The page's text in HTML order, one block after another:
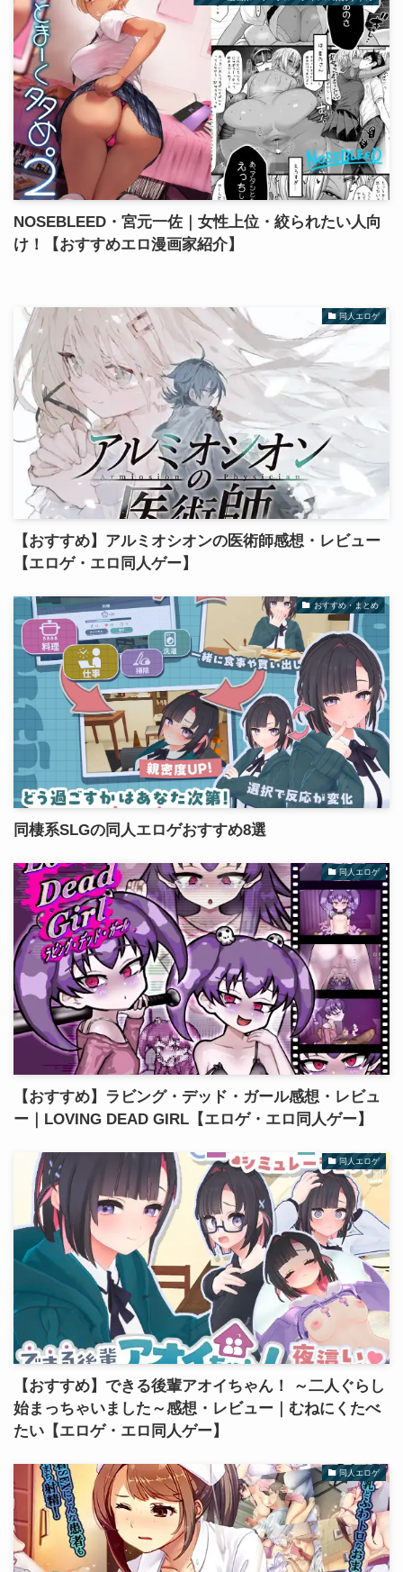
NOSEBLEED・宮元一佐｜女性上位・絞られたい人向
け！【おすすめエロ漫画家紹介】
同人エロゲ
【おすすめ】アルミオシオンの医術師感想・レビュー
【エロゲ・エロ同人ゲー】
おすすめ・まとめ
同棲系SLGの同人エロゲおすすめ8選
同人エロゲ
【おすすめ】ラビング・デッド・ガール感想・レビュ
ー｜LOVING DEAD GIRL【エロゲ・エロ同人ゲー】
同人エロゲ
【おすすめ】できる後輩アオイちゃん！ ～二人ぐらし
始まっちゃいました～感想・レビュー｜むねにくたべ
たい【エロゲ・エロ同人ゲー】
同人エロゲ